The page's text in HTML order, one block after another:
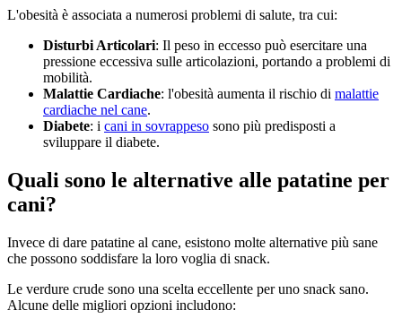
L'obesità è associata a numerosi problemi di salute, tra cui:
Disturbi Articolari: Il peso in eccesso può esercitare una
pressione eccessiva sulle articolazioni, portando a problemi di
mobilità.
Malattie Cardiache: l'obesità aumenta il rischio di malattie
cardiache nel cane.
Diabete: i cani in sovrappeso sono più predisposti a
sviluppare il diabete.
Quali sono le alternative alle patatine per
cani?
Invece di dare patatine al cane, esistono molte alternative più sane
che possono soddisfare la loro voglia di snack.
Le verdure crude sono una scelta eccellente per uno snack sano.
Alcune delle migliori opzioni includono: